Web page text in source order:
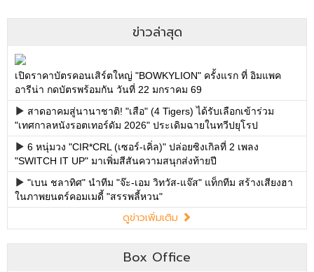
ข่าวล่าสุด
เปิดราคาบัตรคอนเสิร์ตใหญ่ "BOWKYLION" ครั้งแรก ที่ อิมแพค
อารีน่า กดบัตรพร้อมกัน วันที่ 22 มกราคม 69
สาดอาคมสู่นานาชาติ! "เสือ" (4 Tigers) ได้รับเลือกเข้าร่วม
"เทศกาลหนังรอตเทอร์ดัม 2026" ประเดิมฉายในทวีปยุโรป
6 หนุ่มวง "CIR*CRL (เซอร์-เคิ่ล)" ปล่อยซิงเกิลที่ 2 เพลง
"SWITCH IT UP" มาเพิ่มสีสันความสนุกส่งท้ายปี
"เบน ชลาทิศ" นำทีม "จ๊ะ-เอม วิทวัส-แจ๊ส" แท็กทีม สร้างเสียงฮา
ในภาพยนตร์คอมเมดี้ "สรรพลี้หวน"
ดูข่าวเพิ่มเติม
Box Office